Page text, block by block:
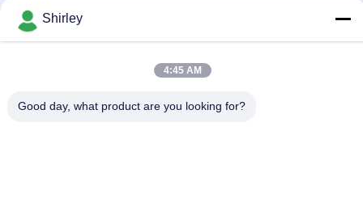
Gasdruck-sinternder
Vakuumsinternder
MIM sinternder Ofen
Shirley
4:45 AM
Good day, what product are you looking for?